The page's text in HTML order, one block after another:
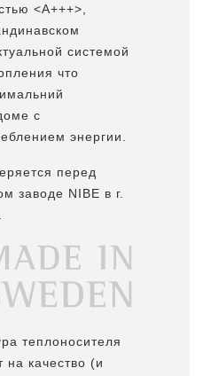
<А+++>,
системой
что
с
энергии.
перед
заводе NIBE в г.
теплоносителя
на качество (и